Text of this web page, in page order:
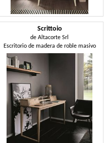
Scrittoio
de Altacorte Srl
Escritorio de madera de roble masivo